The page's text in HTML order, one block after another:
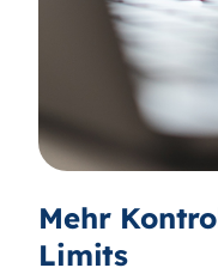
Mehr
Limits